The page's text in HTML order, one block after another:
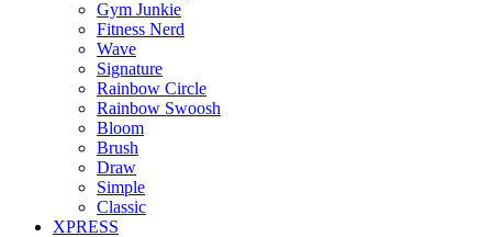
Gym Junkie
Fitness Nerd
Wave
Signature
Rainbow Circle
Rainbow Swoosh
Bloom
Brush
Draw
Simple
Classic
XPRESS